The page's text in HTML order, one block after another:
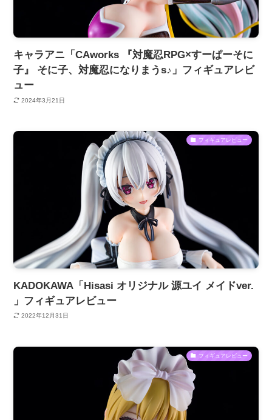
キャラアニ「CAworks 『対魔忍RPG×すーぱーそに
子』 そに子、対魔忍になりまうs♪」フィギュアレビ
ュー
2024年3月21日
フィギュアレビュー
KADOKAWA「Hisasi オリジナル 源ユイ メイドver.
」フィギュアレビュー
2022年12月31日
フィギュアレビュー